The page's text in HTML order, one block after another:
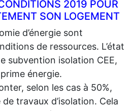
2019 POUR
SON LOGEMENT
d’énergie sont
de ressources. L’état
subvention isolation CEE,
énergie.
selon les cas à 50%,
travaux d’isolation. Cela